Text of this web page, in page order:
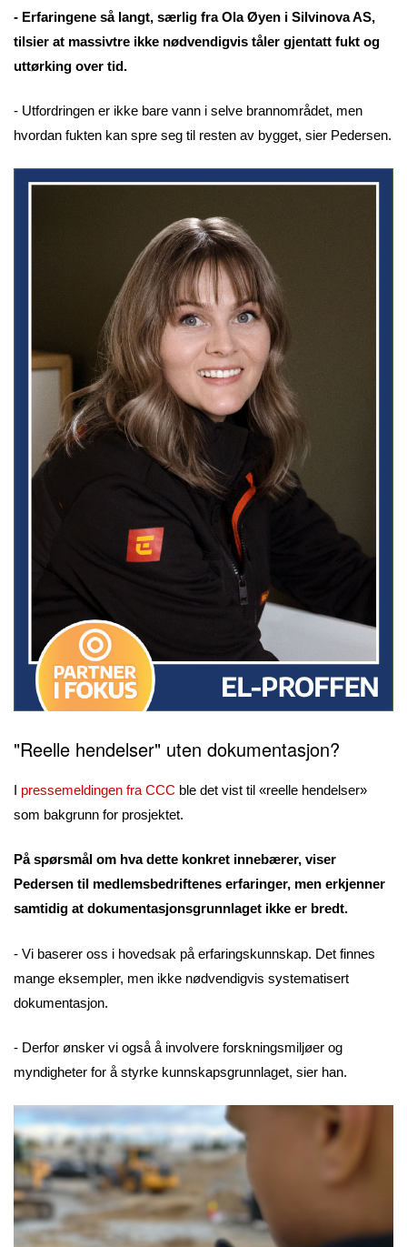
- Erfaringene så langt, særlig fra Ola Øyen i Silvinova AS,
tilsier at massivtre ikke nødvendigvis tåler gjentatt fukt og
uttørking over tid.
- Utfordringen er ikke bare vann i selve brannområdet, men
hvordan fukten kan spre seg til resten av bygget, sier Pedersen.
"Reelle hendelser" uten dokumentasjon?
I pressemeldingen fra CCC ble det vist til «reelle hendelser»
som bakgrunn for prosjektet.
På spørsmål om hva dette konkret innebærer, viser
Pedersen til medlemsbedriftenes erfaringer, men erkjenner
samtidig at dokumentasjonsgrunnlaget ikke er bredt.
- Vi baserer oss i hovedsak på erfaringskunnskap. Det finnes
mange eksempler, men ikke nødvendigvis systematisert
dokumentasjon.
- Derfor ønsker vi også å involvere forskningsmiljøer og
myndigheter for å styrke kunnskapsgrunnlaget, sier han.